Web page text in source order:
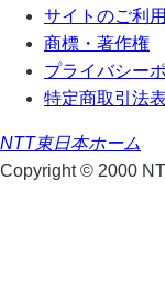
サイトのご利
商標・著作権
プライバシー
特定商取引法
NTT東日本ホーム
Copyright © 2000